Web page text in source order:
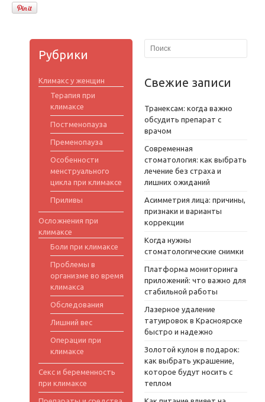
Рубрики
Климакс у женщин
Терапия при
климаксе
Постменопауза
Пременопауза
Особенности
менструального
цикла при климаксе
Приливы
Осложнения при
климаксе
Боли при климаксе
Проблемы в
организме во время
климакса
Обследования
Лишний вес
Операции при
климаксе
Секс и беременность
при климаксе
Свежие записи
Транексам: когда важно
обсудить препарат с
врачом
Современная
стоматология: как выбрать
лечение без страха и
лишних ожиданий
Асимметрия лица: причины,
признаки и варианты
коррекции
Когда нужны
стоматологические снимки
Платформа мониторинга
приложений: что важно для
стабильной работы
Лазерное удаление
татуировок в Красноярске
быстро и надежно
Золотой кулон в подарок:
как выбрать украшение,
которое будут носить с
теплом